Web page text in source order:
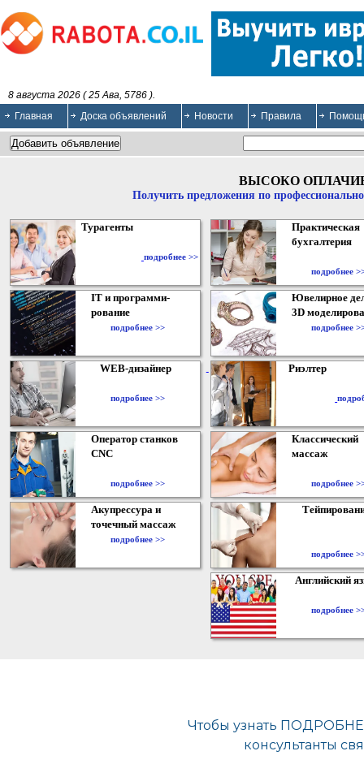
8 августа 2026 ( 25 Ава, 5786 ).
Главная
Доска объявлений Новости Правила
ВЫСОКО
Получить предложения по
Турагенты
подробнее >>
Практическая
бухгалтерия
подробнее
IT и программи-
рование
подробнее >>
Ювелирное
3D
подробнее
WEB-дизайнер
подробнее >>
Риэлтер
Оператор станков
CNC
подробнее >>
Классический
массаж
подробнее
Акупрессура и
точечный массаж
подробнее >>
подробнее
Английский
подробнее